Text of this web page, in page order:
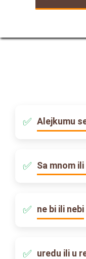
Alejkumu
Sa mnom
ne bi ili nebi
uredu ili u